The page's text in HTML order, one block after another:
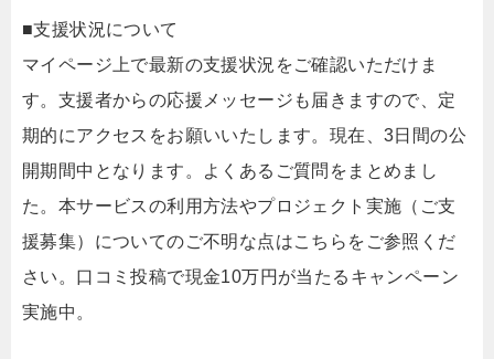
■支援状況について
マイページ上で最新の支援状況をご確認いただけま
す。支援者からの応援メッセージも届きますので、定
期的にアクセスをお願いいたします。現在、3日間の公
開期間中となります。よくあるご質問をまとめまし
た。本サービスの利用方法やプロジェクト実施（ご支
援募集）についてのご不明な点はこちらをご参照くだ
さい。口コミ投稿で現金10万円が当たるキャンペーン
実施中。